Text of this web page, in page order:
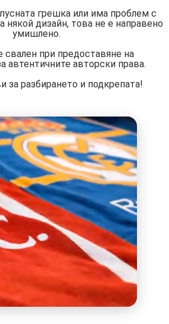
грешка или има проблем с
някой дизайн, това не е направено
умишлено.
при предоставяне на
автентичните авторски права.
за разбирането и подкрепата!